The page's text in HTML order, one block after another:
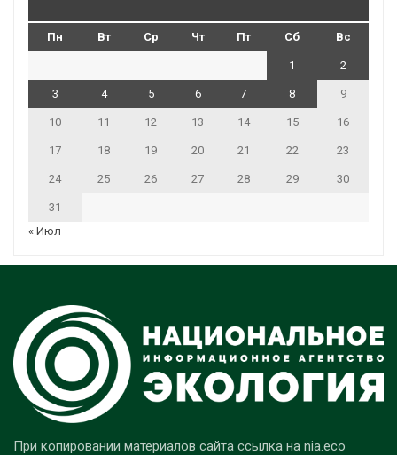
Пн Вт Ср Чт Пт Сб Вс
1 2
3 4 5 6 7 8 9
10 11 12 13 14 15 16
17 18 19 20 21 22 23
24 25 26 27 28 29 30
31
« Июл
При копировании материалов сайта ссылка на nia.eco